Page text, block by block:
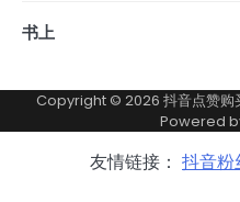
书上
Copyright © 2026 抖音点赞购
Powered
友情链接： 抖音粉